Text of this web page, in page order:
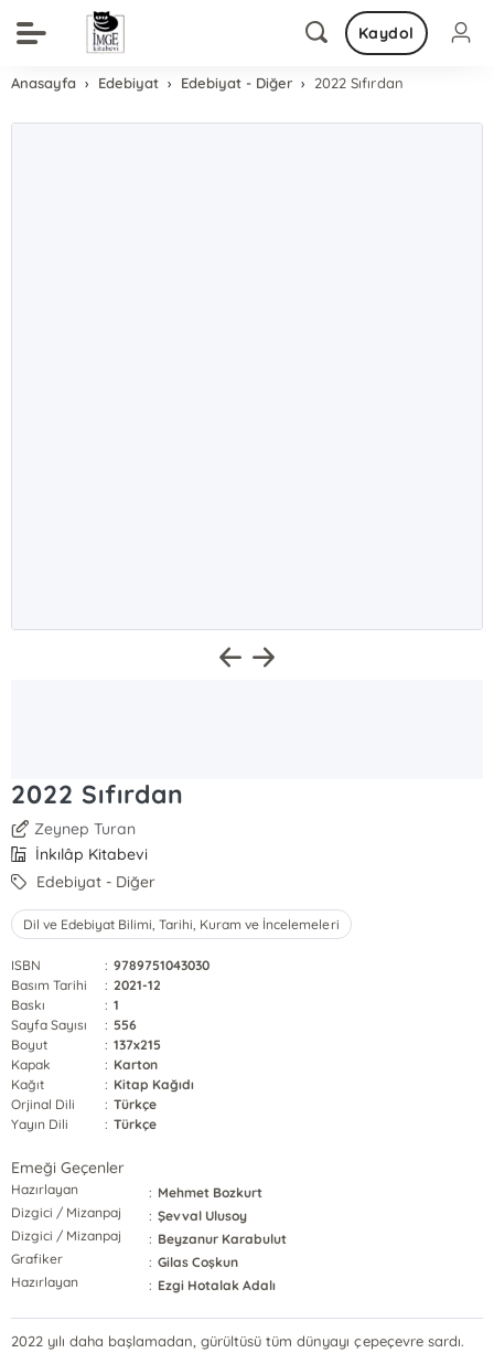
Kaydol
Anasayfa Edebiyat Edebiyat - Diğer 2022 Sıfırdan
2022 Sıfırdan
Zeynep Turan
İnkılâp Kitabevi
Edebiyat - Diğer
Dil ve Edebiyat Bilimi, Tarihi, Kuram ve İncelemeleri
ISBN : 9789751043030
Basım Tarihi
: 2021-12
Baskı
: 1
Sayfa Sayısı
: 556
Boyut
: 137x215
Kapak
: Karton
Kağıt
: Kitap Kağıdı
Orjinal Dili
: Türkçe
Yayın Dili
: Türkçe
Emeği Geçenler
Hazırlayan : Mehmet Bozkurt
Dizgici / Mizanpaj
: Şevval Ulusoy
Dizgici / Mizanpaj
: Beyzanur Karabulut
Grafiker
: Gilas Coşkun
Hazırlayan
: Ezgi Hotalak Adalı
2022 yılı daha başlamadan, gürültüsü tüm dünyayı çepeçevre sardı.